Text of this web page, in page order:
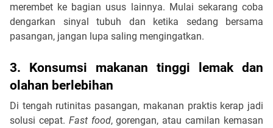
merembet ke bagian usus lainnya. Mulai sekarang coba
dengarkan sinyal tubuh dan ketika sedang bersama
pasangan, jangan lupa saling mengingatkan.
3. Konsumsi makanan tinggi lemak dan
olahan berlebihan
Di tengah rutinitas pasangan, makanan praktis kerap jadi
solusi cepat. Fast food, gorengan, atau camilan kemasan